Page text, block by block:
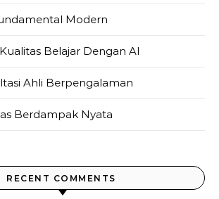
Modern
Belajar Dengan AI
Ahli Berpengalaman
Berdampak Nyata
RECENT COMMENTS